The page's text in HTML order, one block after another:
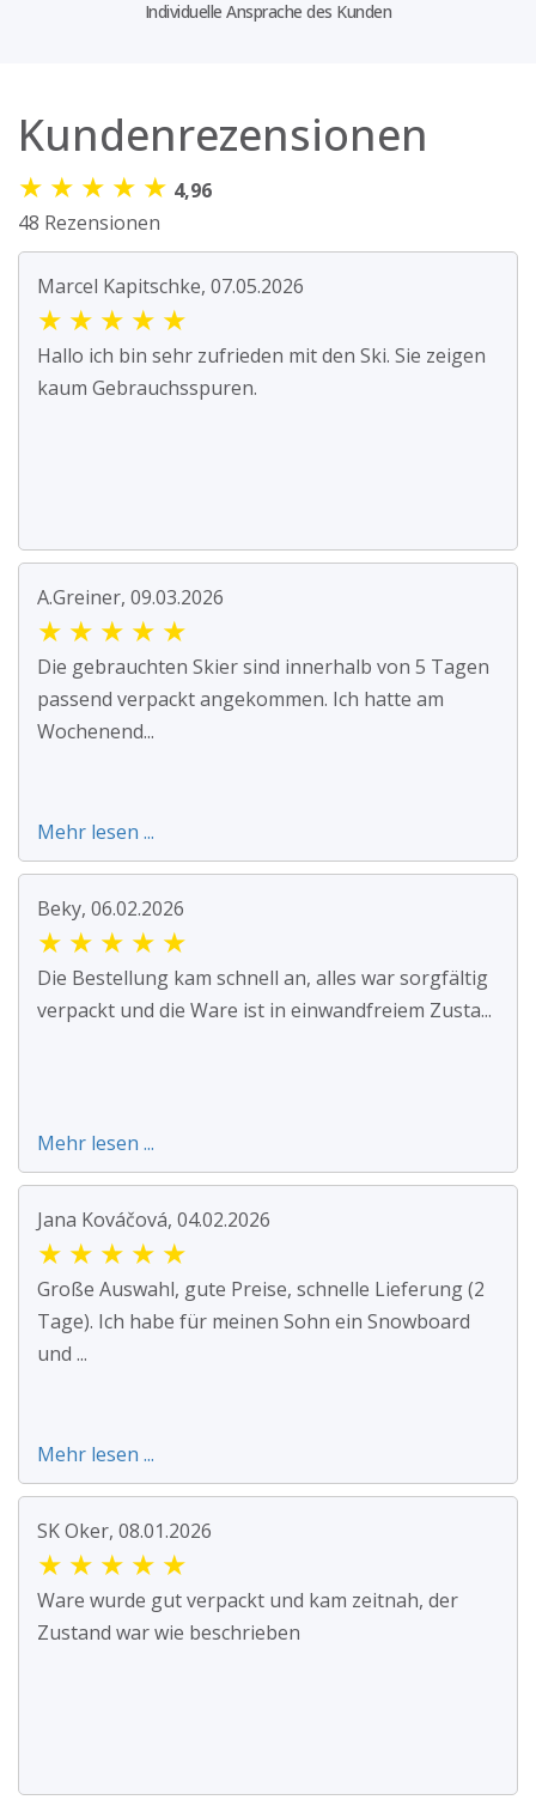
Individuelle Ansprache des Kunden
Kundenrezensionen
★ ★ ★ ★ ★ 4,96
48 Rezensionen
Marcel Kapitschke, 07.05.2026
★ ★ ★ ★ ★
Hallo ich bin sehr zufrieden mit den Ski. Sie zeigen
kaum Gebrauchsspuren.
A.Greiner, 09.03.2026
★ ★ ★ ★ ★
Die gebrauchten Skier sind innerhalb von 5 Tagen
passend verpackt angekommen. Ich hatte am
Wochenend...
Mehr lesen ...
Beky, 06.02.2026
★ ★ ★ ★ ★
Die Bestellung kam schnell an, alles war sorgfältig
verpackt und die Ware ist in einwandfreiem Zusta...
Mehr lesen ...
Jana Kováčová, 04.02.2026
★ ★ ★ ★ ★
Große Auswahl, gute Preise, schnelle Lieferung (2
Tage). Ich habe für meinen Sohn ein Snowboard
und ...
Mehr lesen ...
SK Oker, 08.01.2026
★ ★ ★ ★ ★
Ware wurde gut verpackt und kam zeitnah, der
Zustand war wie beschrieben